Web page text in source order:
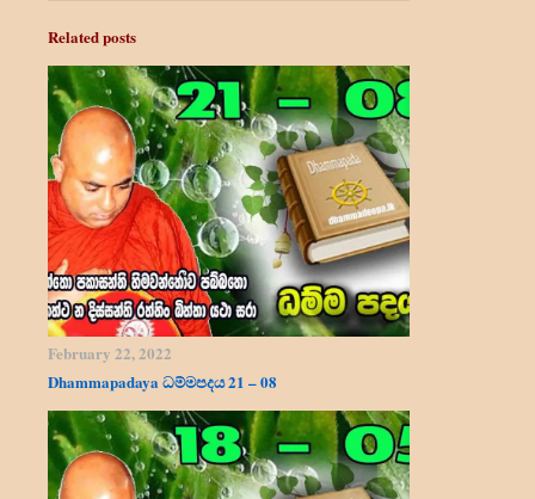
Related posts
February 22, 2022
Dhammapadaya ධම්මපදය 21 – 08